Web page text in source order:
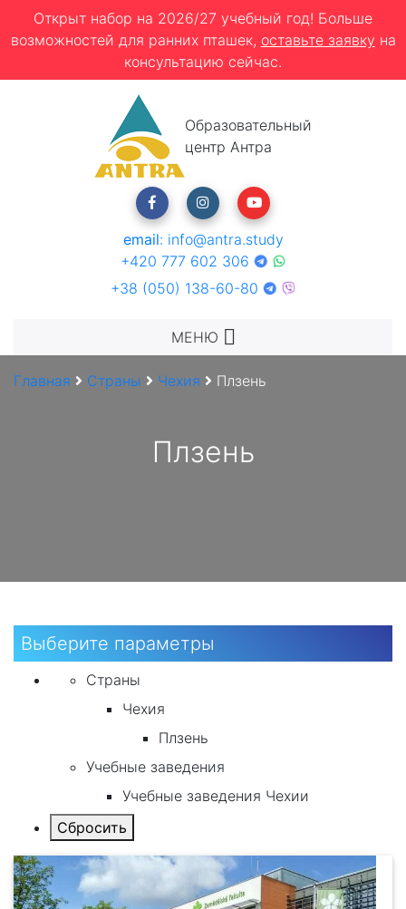
Открыт набор на 2026/27 учебный год! Больше
возможностей для ранних пташек, оставьте заявку на
консультацию сейчас.
Образовательный
центр Антра
email: info@antra.study
+420 777 602 306
+38 (050) 138-60-80
МЕНЮ
Главная Страны Чехия Плзень
Плзень
Выберите параметры
Страны
Чехия
Плзень
Учебные заведения
Учебные заведения Чехии